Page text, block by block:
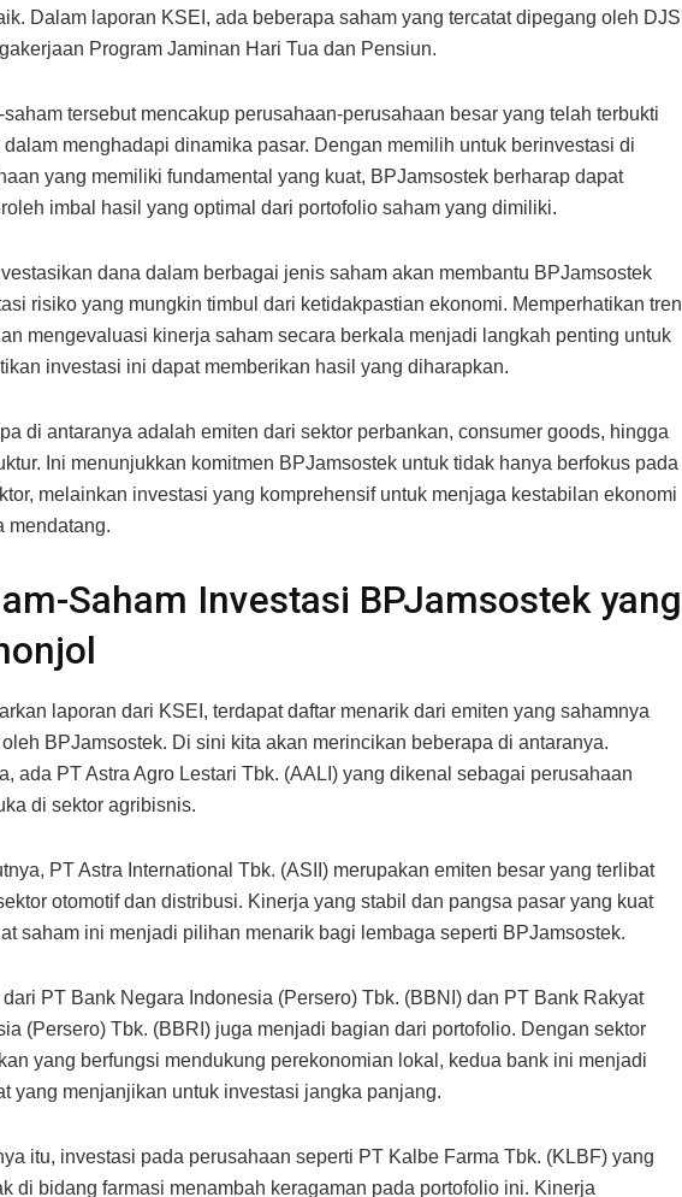
Dalam laporan KSEI, ada beberapa saham yang tercatat dipegang oleh DJS
Program Jaminan Hari Tua dan Pensiun.
saham tersebut mencakup perusahaan-perusahaan besar yang telah terbukti
dalam menghadapi dinamika pasar. Dengan memilih untuk berinvestasi di
yang memiliki fundamental yang kuat, BPJamsostek berharap dapat
imbal hasil yang optimal dari portofolio saham yang dimiliki.
dana dalam berbagai jenis saham akan membantu BPJamsostek
risiko yang mungkin timbul dari ketidakpastian ekonomi. Memperhatikan tren
mengevaluasi kinerja saham secara berkala menjadi langkah penting untuk
investasi ini dapat memberikan hasil yang diharapkan.
di antaranya adalah emiten dari sektor perbankan, consumer goods, hingga
Ini menunjukkan komitmen BPJamsostek untuk tidak hanya berfokus pada
melainkan investasi yang komprehensif untuk menjaga kestabilan ekonomi
mendatang.
Saham Investasi BPJamsostek yang
laporan dari KSEI, terdapat daftar menarik dari emiten yang sahamnya
BPJamsostek. Di sini kita akan merincikan beberapa di antaranya.
ada PT Astra Agro Lestari Tbk. (AALI) yang dikenal sebagai perusahaan
di sektor agribisnis.
PT Astra International Tbk. (ASII) merupakan emiten besar yang terlibat
otomotif dan distribusi. Kinerja yang stabil dan pangsa pasar yang kuat
saham ini menjadi pilihan menarik bagi lembaga seperti BPJamsostek.
dari PT Bank Negara Indonesia (Persero) Tbk. (BBNI) dan PT Bank Rakyat
(Persero) Tbk. (BBRI) juga menjadi bagian dari portofolio. Dengan sektor
yang berfungsi mendukung perekonomian lokal, kedua bank ini menjadi
yang menjanjikan untuk investasi jangka panjang.
itu, investasi pada perusahaan seperti PT Kalbe Farma Tbk. (KLBF) yang
di bidang farmasi menambah keragaman pada portofolio ini. Kinerja